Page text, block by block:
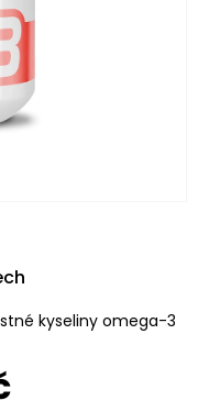
kyseliny omega-3